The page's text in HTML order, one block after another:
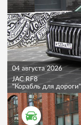
04 августа 2026
JAC RF8
"Корабль для дороги"
ТЕСТ ДРАЙВ